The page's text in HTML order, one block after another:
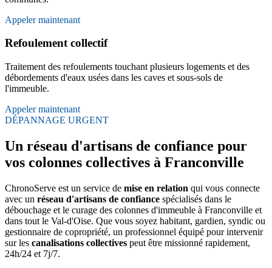
Appeler maintenant
Refoulement collectif
Traitement des refoulements touchant plusieurs logements et des
débordements d'eaux usées dans les caves et sous-sols de
l'immeuble.
Appeler maintenant
DÉPANNAGE URGENT
Un réseau d'artisans de confiance pour
vos colonnes collectives à Franconville
ChronoServe est un service de mise en relation qui vous connecte
avec un réseau d'artisans de confiance spécialisés dans le
débouchage et le curage des colonnes d'immeuble à Franconville et
dans tout le Val-d'Oise. Que vous soyez habitant, gardien, syndic ou
gestionnaire de copropriété, un professionnel équipé pour intervenir
sur les canalisations collectives peut être missionné rapidement,
24h/24 et 7j/7.